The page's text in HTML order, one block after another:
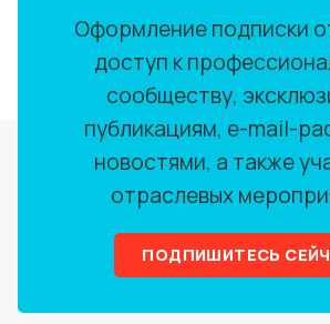
Оформление подписки
доступ к
сообществу,
публикациям, e-mail-
новостями, а также
отраслевых
ПОДПИШИТЕСЬ